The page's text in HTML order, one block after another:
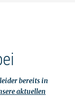
bereits in
aktuellen